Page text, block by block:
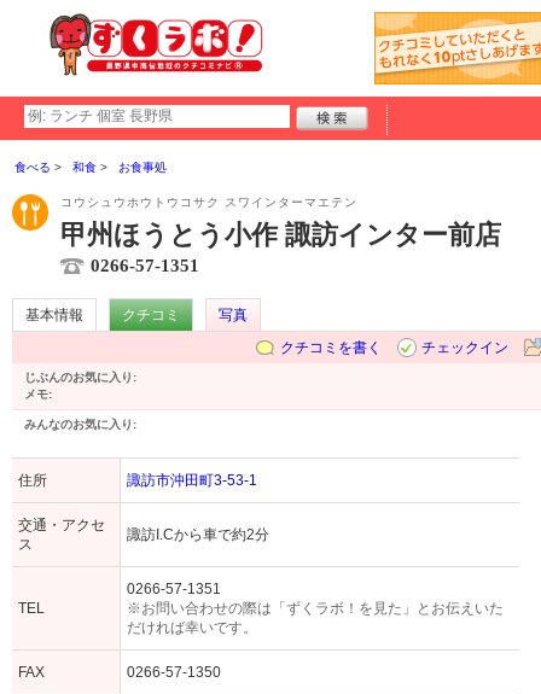
食べる 和食 お食事処
コウシュウホウトウコサク スワインターマエテン
甲州ほうとう小作 諏訪インター前店
0266-57-1351
基本情報 クチコミ
写真
クチコミを書く
チェックイン
じぶんのお気に入り:
メモ:
みんなのお気に入り:
住所 諏訪市沖田町3-53-1
交通・アクセ
ス
諏訪I.Cから車で約2分
TEL
0266-57-1351
※お問い合わせの際は「ずくラボ！を見た」とお伝えいた
だければ幸いです。
FAX 0266-57-1350